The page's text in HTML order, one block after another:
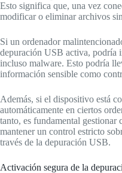
Esto significa que, una vez
modificar o eliminar archivos
Si un ordenador
depuración USB activa, podría
incluso malware. Esto podría
información sensible como
Además, si el dispositivo está
automáticamente en ciertos
tanto, es fundamental gestionar
mantener un control estricto
través de la depuración USB.
Activación segura de la